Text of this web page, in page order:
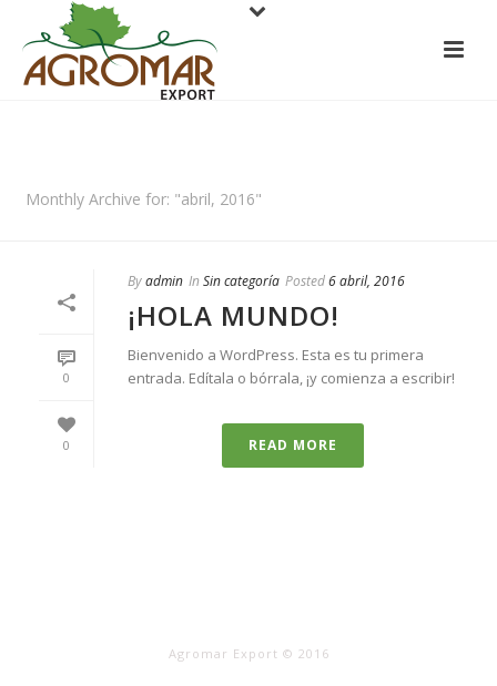
Monthly Archive for: "abril, 2016"
0
0
Byadmin In Sin categoría Posted6 abril, 2016
¡HOLA MUNDO!
Bienvenido a WordPress. Esta es tu primera
entrada. Edítala o bórrala, ¡y comienza a escribir!
READ MORE
Agromar Export © 2016